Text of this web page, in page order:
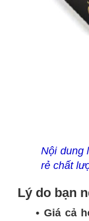
Nội dung
rẻ chất
Lý do bạn
• Giá cả